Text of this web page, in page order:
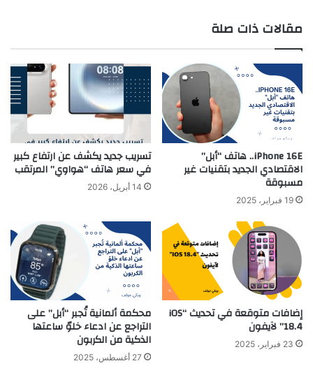
مقالات ذات صلة
iPhone 16E.. هاتف “أبل”
الاقتصادي الجديد بتقنيات غير
مسبوقة
19 فبراير، 2025
تسريب جديد يكشف عن ارتفاع كبير
في سعر هاتف “هواوي” المرتقب
14 أبريل، 2026
إضافات متوقعة في تحديث “iOS
18.4” لآيفون
23 فبراير، 2025
محكمة ألمانية تُجبر “أبل” على
التراجع عن ادعاء خلوّ ساعتها
الذكية من الكربون
27 أغسطس، 2025